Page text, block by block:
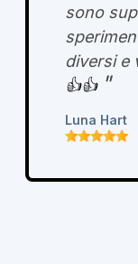
sono
diversi e
👍👍 "
Luna Hart